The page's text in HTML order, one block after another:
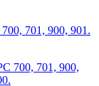
701, 900, 901.